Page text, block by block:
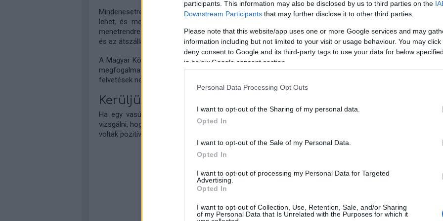
participants. This information may also be disclosed by us to third parties on the
Downstream Participants that may further disclose it to other third parties.
Please note that this website/app uses one or more Google services and may
information including but not limited to your visit or usage behaviour. You may
deny consent to Google and its third-party tags to use your data for below
in below Google consent section.
Personal Data Processing Opt Outs
I want to opt-out of the Sharing of my personal data.
Opted In
I want to opt-out of the Sale of my Personal Data.
Opted In
I want to opt-out of processing my Personal Data for Targeted
Advertising.
Opted In
I want to opt-out of Collection, Use, Retention, Sale, and/or Sharing
of my Personal Data that Is Unrelated with the Purposes for which it
Mindenesetre jelen fázisban fentieken már változtatni nem lehet. Egyet viszont nagyon is
lehet, és meg is kell tenni: az utasokat ért kényelmetlenségeket mérsékelni kell. Olyan
menetrendre van szükség a felújítási munkák idején, amely minimalizálja a buszos pótlást
és az átszállások számát.
A Magyar Közlekedési Klub már a 40a (Budapest-Pusztaszabolcs) vasútvonal esetében is
megfogalmazott javaslatot az utasokat érő kellemetlenségek csökkentésére. Akkor a
felvetések nem találtak meghallgatásra, most azonban reméljük, hogy másképp lesz.
Kerüljünk Vác felé!
Ha egy vasútvonalat felújítás miatt hosszabb időre le kell zárni, az első, amit meg kell
vizsgálni, hogy lebonyolítható-e legalább a forgalom egy része kerülő útirányon. Ilyenre már
voltak pozitív példák a múltban, és jelen projekt esetében is találtunk egy megoldást.
Atom